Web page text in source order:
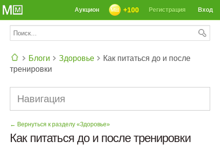
Вход
Регистрация
+100
Аукцион
Блоги Здоровье
Как питаться до и после
тренировки
Навигация
← Вернуться к разделу «Здоровье»
Как питаться до и после тренировки